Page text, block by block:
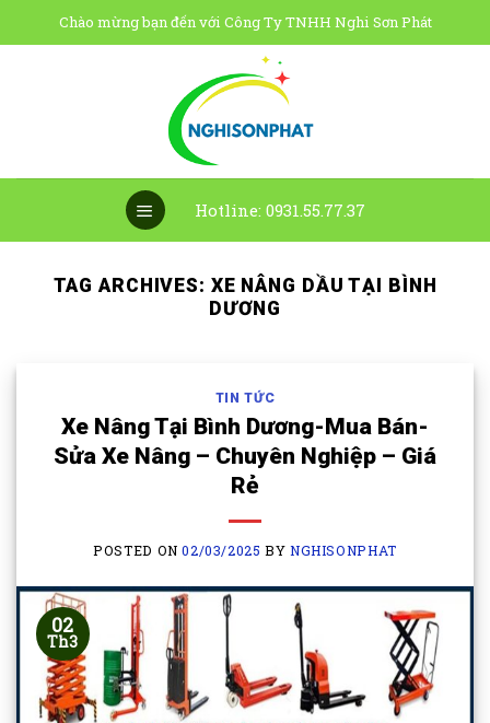
to
Chào mừng bạn đến với Công Ty TNHH Nghi Sơn Phát
Hotline: 0931.55.77.37
TAG ARCHIVES: XE NÂNG DẦU TẠI BÌNH
DƯƠNG
TIN TỨC
Xe Nâng Tại Bình Dương-Mua Bán-
Sửa Xe Nâng – Chuyên Nghiệp – Giá
Rẻ
POSTED ON02/03/2025 BYNGHISONPHAT
02
Th3